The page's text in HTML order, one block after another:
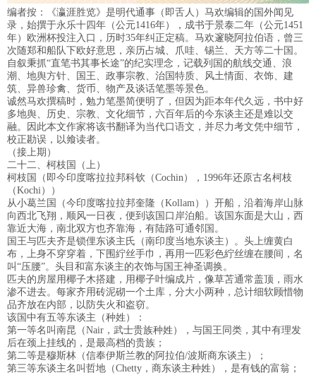
编者按：《瀛涯胜览》是明代通事（即舌人）马欢编辑的国外闻见
录，始撰于永乐十四年（公元1416年），成书于景泰二年（公元1451
年）欧洲杯投注入口，历时35年纠正定稿。马欢邃晓阿拉伯语，曾三
次随郑和船队下欧好意思，亲历占城、爪哇、锡兰、天方等二十国。
自叙秉抓“直笔书其事长途”的纪实理念，记载列国的航线交通、浪
潮、地舆方针、国王、政事宗教、治国特质、风土情面、衣饰、建
筑、异兽珍禽、货币、物产及谈话笔墨等景色。
诚然马欢撰稿时，勉力笔墨简便明了，但因为距本年代久远，书中好
多地舆、历史、宗教、文化细节，六百年后的今东谈主还是难以交
融。因此本文作家将该书翻译为当代口语文，并尽力考文凭中细节，
校正勘误，以飨读者。
（接上期）
二十二、柯枝国（上）
柯枝国（即今印度喀拉拉邦科钦（Cochin），1996年还原古名柯枝
（Kochi））
从小葛兰国（今印度喀拉拉邦奎隆（Kollam））开船，沿着海岸山脉
向西北飞翔，顺风一日夜，便到该国口岸泊船。该国东面是大山，西
靠近大海，南北双方也齐靠海，有陆路可通邻国。
国王与匹夫齐是锁俚东谈主氏（南印度当地东谈主）。头上缠黄白
布，上身不穿穿着，下围紵丝手巾，再用一匹彩色紵丝缠在腰间，名
叫“压腰”。头目和富东谈主的衣饰与国王神圣调换。
匹夫的房屋用椰子木搭建，用椰子叶编成片，像草苫通常盖顶，雨水
渗不进去。每家齐用砖泥砌一个土库，分大小两种，总计细软顾惜物
品齐放在内部，以防失火和盗窃。
该国中有五等东谈主（种姓）：
第一等名叫南昆（Nair，武士贵族种姓），与国王同类，其中有理发
后在颈上挂线的，是最高档的贵族；
第二等是穆斯林（信奉伊斯兰教的阿拉伯/波斯商东谈主）；
第三等东谈主名叫哲地（Chetty，商东谈主种姓），是有钱的富翁；